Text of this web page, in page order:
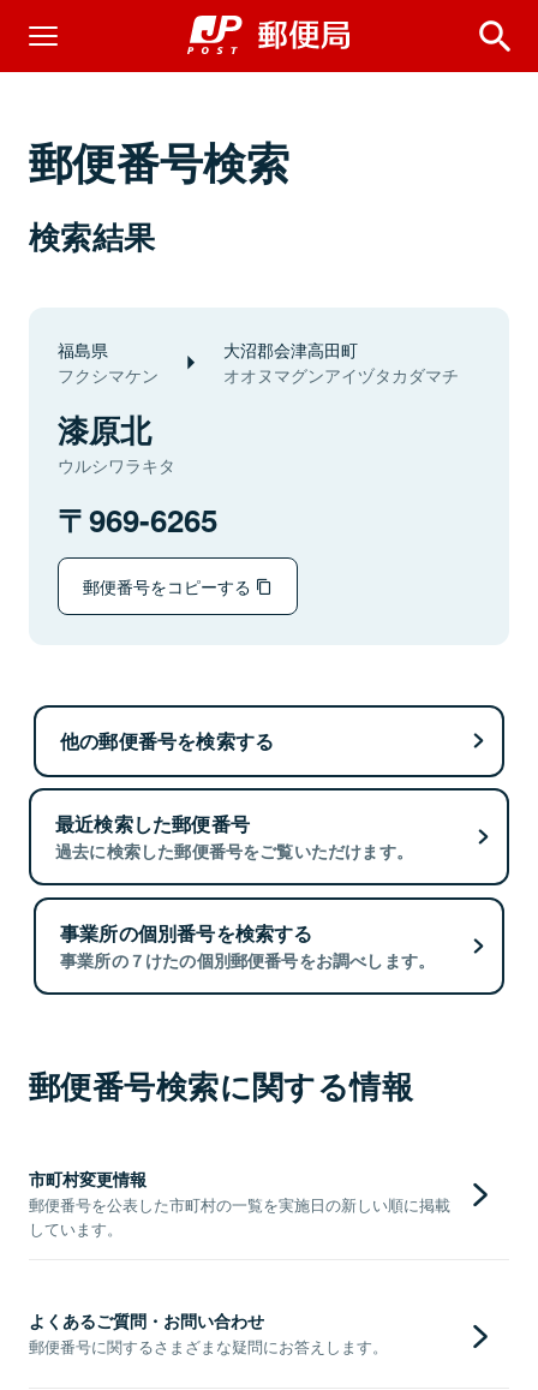
郵便番号検索
検索結果
福島県
フクシマケン
大沼郡会津高田町
オオヌマグンアイヅタカダマチ
漆原北
ウルシワラキタ
969-6265
郵便番号をコピーする
他の郵便番号を検索する
最近検索した郵便番号
過去に検索した郵便番号をご覧いただけます。
事業所の個別番号を検索する
事業所の７けたの個別郵便番号をお調べします。
郵便番号検索に関する情報
市町村変更情報
郵便番号を公表した市町村の一覧を実施日の新しい順に掲載
しています。
よくあるご質問・お問い合わせ
郵便番号に関するさまざまな疑問にお答えします。